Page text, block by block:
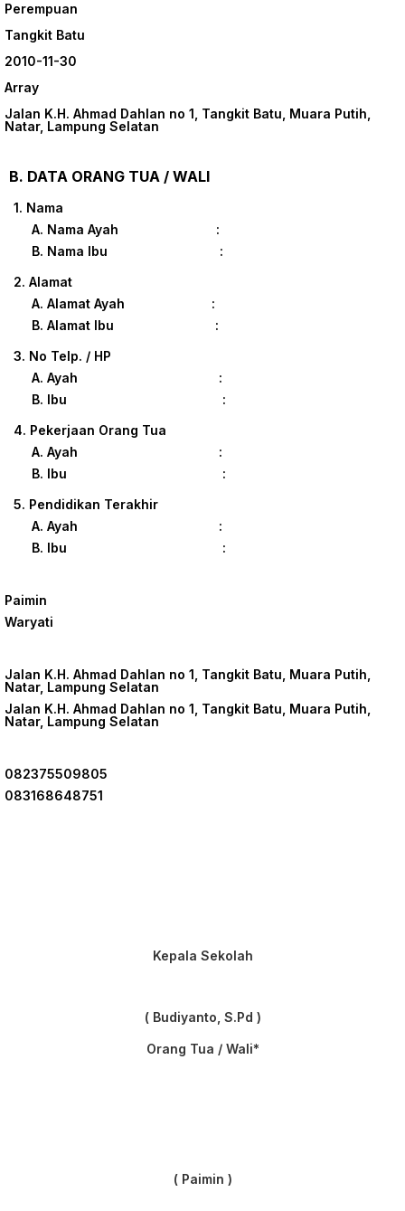
Perempuan
Tangkit Batu
2010-11-30
Array
Jalan K.H. Ahmad Dahlan no 1, Tangkit Batu, Muara Putih,
Natar, Lampung Selatan
B. DATA ORANG TUA / WALI
1. Nama
A. Nama Ayah :
B. Nama Ibu :
2. Alamat
A. Alamat Ayah :
B. Alamat Ibu :
3. No Telp. / HP
A. Ayah :
B. Ibu :
4. Pekerjaan Orang Tua
A. Ayah :
B. Ibu :
5. Pendidikan Terakhir
A. Ayah :
B. Ibu :
Paimin
Waryati
Jalan K.H. Ahmad Dahlan no 1, Tangkit Batu, Muara Putih,
Natar, Lampung Selatan
Jalan K.H. Ahmad Dahlan no 1, Tangkit Batu, Muara Putih,
Natar, Lampung Selatan
082375509805
083168648751
Kepala Sekolah
( Budiyanto, S.Pd )
Orang Tua / Wali*
( Paimin )